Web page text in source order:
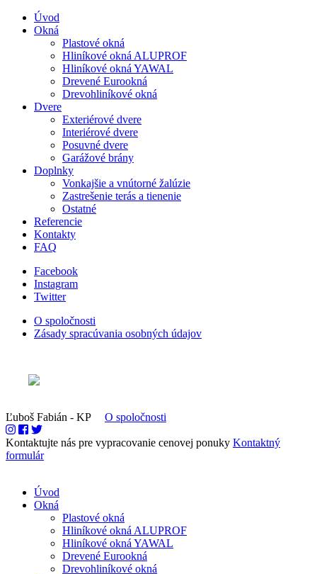
Úvod
Okná
Plastové okná
Hliníkové okná ALUPROF
Hliníkové okná YAWAL
Drevené Eurookná
Drevohliníkové okná
Dvere
Exteriérové dvere
Interiérové dvere
Posuvné dvere
Garážové brány
Doplnky
Vonkajšie a vnútorné žalúzie
Zastrešenie terás a tienenie
Ostatné
Referencie
Kontakty
FAQ
Facebook
Instagram
Twitter
O spoločnosti
Zásady spracúvania osobných údajov
Ľuboš Fabián - KP O spoločnosti
Kontaktujte nás pre vypracovanie cenovej ponuky Kontaktný
formulár
Úvod
Okná
Plastové okná
Hliníkové okná ALUPROF
Hliníkové okná YAWAL
Drevené Eurookná
Drevohliníkové okná